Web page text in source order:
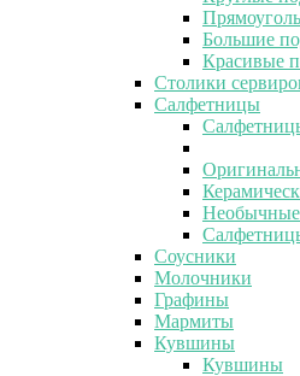
Большие
Красивые
Столики
Салфетницы
Соусники
Молочники
Графины
Мармиты
Кувшины
Кувшины